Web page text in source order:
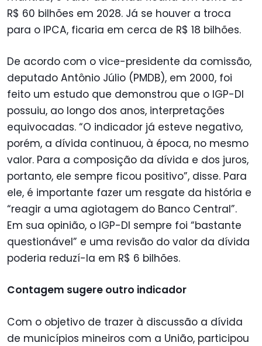
R$ 60 bilhões em 2028. Já se houver a troca
para o IPCA, ficaria em cerca de R$ 18 bilhões.
De acordo com o vice-presidente da comissão,
deputado Antônio Júlio (PMDB), em 2000, foi
feito um estudo que demonstrou que o IGP-DI
possuiu, ao longo dos anos, interpretações
equivocadas. “O indicador já esteve negativo,
porém, a dívida continuou, à época, no mesmo
valor. Para a composição da dívida e dos juros,
portanto, ele sempre ficou positivo”, disse. Para
ele, é importante fazer um resgate da história e
“reagir a uma agiotagem do Banco Central”.
Em sua opinião, o IGP-DI sempre foi “bastante
questionável” e uma revisão do valor da dívida
poderia reduzí-la em R$ 6 bilhões.
Contagem sugere outro indicador
Com o objetivo de trazer à discussão a dívida
de municípios mineiros com a União, participou